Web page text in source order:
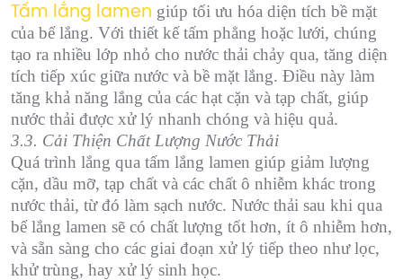
Tấm lắng lamen giúp tối ưu hóa diện tích bề mặt
của bể lắng. Với thiết kế tấm phẳng hoặc lưới, chúng
tạo ra nhiều lớp nhỏ cho nước thải chảy qua, tăng diện
tích tiếp xúc giữa nước và bề mặt lắng. Điều này làm
tăng khả năng lắng của các hạt cặn và tạp chất, giúp
nước thải được xử lý nhanh chóng và hiệu quả.
3.3. Cải Thiện Chất Lượng Nước Thải
Quá trình lắng qua tấm lắng lamen giúp giảm lượng
cặn, dầu mỡ, tạp chất và các chất ô nhiễm khác trong
nước thải, từ đó làm sạch nước. Nước thải sau khi qua
bể lắng lamen sẽ có chất lượng tốt hơn, ít ô nhiễm hơn,
và sẵn sàng cho các giai đoạn xử lý tiếp theo như lọc,
khử trùng, hay xử lý sinh học.